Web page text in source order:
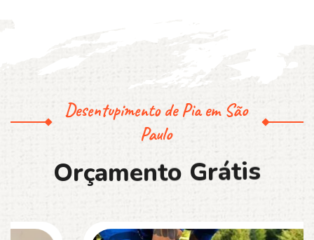
Desentupimento de Pia em São
Paulo
Orçamento Grátis